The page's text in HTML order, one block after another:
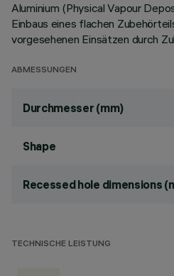
Aluminium (Physical Vapour
Einbaus eines flachen
vorgesehenen Einsätzen durch
ABMESSUNGEN
Durchmesser (mm)
Shape
Recessed hole dimensions
TECHNISCHE LEISTUNG